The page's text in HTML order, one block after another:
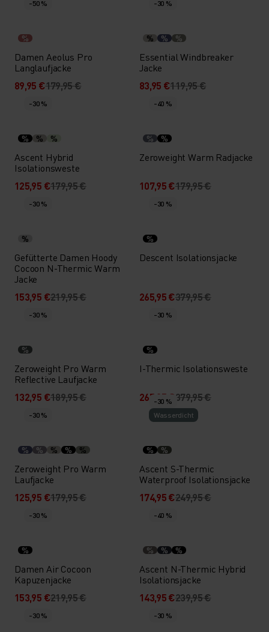
-50 %
%
Damen Aeolus Pro
Langlaufjacke
89,95 €179,95 €
-30 %
% % %
Essential Windbreaker
Jacke
83,95 €119,95 €
-30 %
% % %
Ascent Hybrid
Isolationsweste
125,95 €179,95 €
-40 %
% %
Zeroweight Warm Radjacke
107,95 €179,95 €
-30 %
%
Gefütterte Damen Hoody
Cocoon N-Thermic Warm
Jacke
153,95 €219,95 €
-30 %
%
Descent Isolationsjacke
265,95 €379,95 €
-30 %
%
Zeroweight Pro Warm
Reflective Laufjacke
132,95 €189,95 €
-30 %
%
I-Thermic Isolationsweste
265,95 €379,95 €
-30 %
% % % % %
Zeroweight Pro Warm
Laufjacke
125,95 €179,95 €
-30 %
Wasserdicht
% %
Ascent S-Thermic
Waterproof Isolationsjacke
174,95 €249,95 €
-30 %
%
Damen Air Cocoon
Kapuzenjacke
153,95 €219,95 €
-40 %
% % %
Ascent N-Thermic Hybrid
Isolationsjacke
143,95 €239,95 €
-30 % -30 %